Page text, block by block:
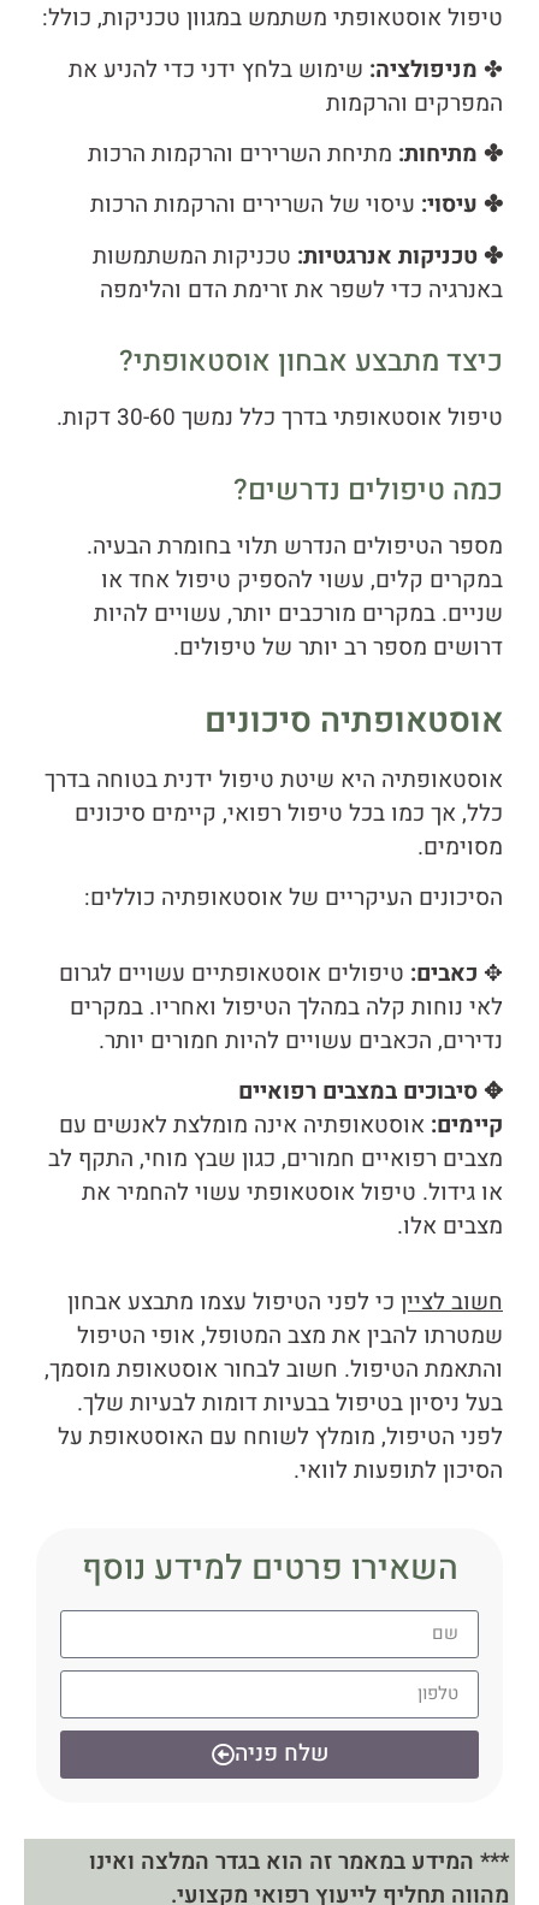
טיפול אוסטאופתי משתמש במגוון טכניקות, כולל:
✤ מניפולציה: שימוש בלחץ ידני כדי להניע את
המפרקים והרקמות
✤ מתיחות: מתיחת השרירים והרקמות הרכות
✤ עיסוי: עיסוי של השרירים והרקמות הרכות
✤ טכניקות אנרגטיות: טכניקות המשתמשות
באנרגיה כדי לשפר את זרימת הדם והלימפה
כיצד מתבצע אבחון אוסטאופתי?
טיפול אוסטאופתי בדרך כלל נמשך 30-60 דקות.
כמה טיפולים נדרשים?
מספר הטיפולים הנדרש תלוי בחומרת הבעיה.
במקרים קלים, עשוי להספיק טיפול אחד או
שניים. במקרים מורכבים יותר, עשויים להיות
דרושים מספר רב יותר של טיפולים.
אוסטאופתיה סיכונים
אוסטאופתיה היא שיטת טיפול ידנית בטוחה בדרך
כלל, אך כמו בכל טיפול רפואי, קיימים סיכונים
מסוימים.
הסיכונים העיקריים של אוסטאופתיה כוללים:
✥ כאבים: טיפולים אוסטאופתיים עשויים לגרום
לאי נוחות קלה במהלך הטיפול ואחריו. במקרים
נדירים, הכאבים עשויים להיות חמורים יותר.
✥ סיבוכים במצבים רפואיים
קיימים: אוסטאופתיה אינה מומלצת לאנשים עם
מצבים רפואיים חמורים, כגון שבץ מוחי, התקף לב
או גידול. טיפול אוסטאופתי עשוי להחמיר את
מצבים אלו.
חשוב לציין כי לפני הטיפול עצמו מתבצע אבחון
שמטרתו להבין את מצב המטופל, אופי הטיפול
והתאמת הטיפול. חשוב לבחור אוסטאופת מוסמך,
בעל ניסיון בטיפול בבעיות דומות לבעיות שלך.
לפני הטיפול, מומלץ לשוחח עם האוסטאופת על
הסיכון לתופעות לוואי.
השאירו פרטים למידע נוסף
שלח פניה
*** המידע במאמר זה הוא בגדר המלצה ואינו
מהווה תחליף לייעוץ רפואי מקצועי.